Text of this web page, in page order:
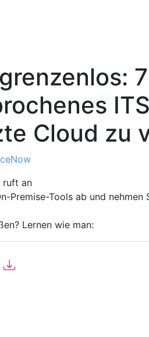
Cloud zu
ruft an
Premise-Tools ab und nehmen
Lernen wie man: